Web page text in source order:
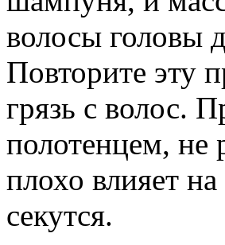
волосы головы
Повторите эту
грязь с волос.
полотенцем, не
плохо влияет
секутся.